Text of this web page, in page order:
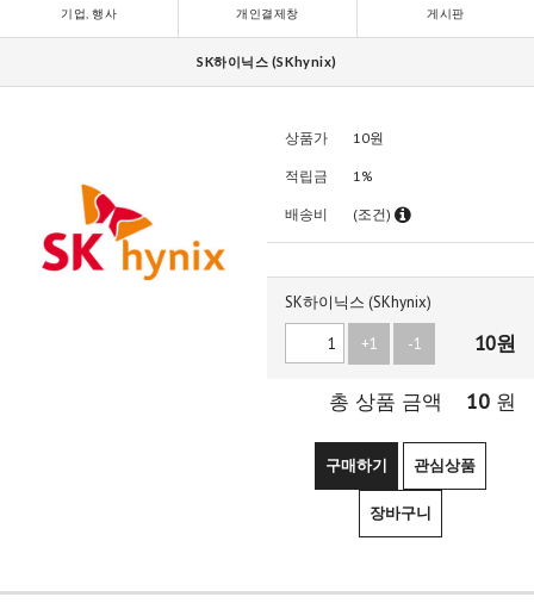
기업, 행사 개인결제창 게시판
SK하이닉스 (SKhynix)
상품가 10원
적립금 1%
배송비 (조건)
SK하이닉스 (SKhynix)
+1 -1 10원
총 상품 금액 10 원
구매하기 관심상품
장바구니